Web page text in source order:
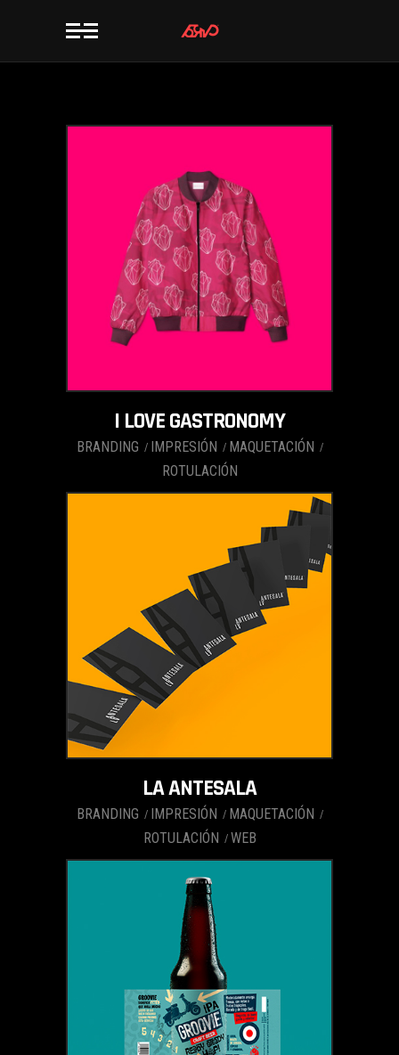
I LOVE GASTRONOMY
BRANDING IMPRESIÓN
MAQUETACIÓN
ROTULACIÓN
LA ANTESALA
BRANDING IMPRESIÓN
MAQUETACIÓN
ROTULACIÓN
WEB